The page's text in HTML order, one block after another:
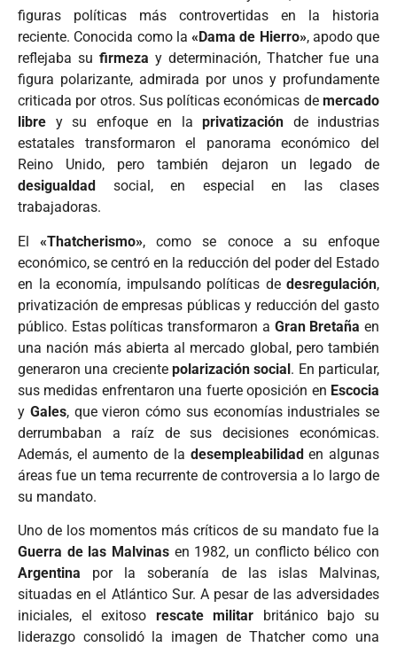
figuras políticas más controvertidas en la historia
reciente. Conocida como la «Dama de Hierro», apodo que
reflejaba su firmeza y determinación, Thatcher fue una
figura polarizante, admirada por unos y profundamente
criticada por otros. Sus políticas económicas de mercado
libre y su enfoque en la privatización de industrias
estatales transformaron el panorama económico del
Reino Unido, pero también dejaron un legado de
desigualdad
social, en especial en las clases
trabajadoras.
El«Thatcherismo», como se conoce a su enfoque
económico, se centró en la reducción del poder del Estado
en la economía, impulsando políticas de desregulación,
privatización de empresas públicas y reducción del gasto
público. Estas políticas transformaron a Gran Bretaña en
una nación más abierta al mercado global, pero también
generaron una creciente polarización social. En particular,
sus medidas enfrentaron una fuerte oposición en Escocia
y Gales, que vieron cómo sus economías industriales se
derrumbaban a raíz de sus decisiones económicas.
Además, el aumento de la desempleabilidaden algunas
áreas fue un tema recurrente de controversia a lo largo de
su mandato.
Uno de los momentos más críticos de su mandato fue la
Guerra de las Malvinas en 1982, un conflicto bélico con
Argentina por la soberanía de las islas Malvinas,
situadas en el Atlántico Sur. A pesar de las adversidades
iniciales, el exitoso rescate militar británico bajo su
liderazgo consolidó la imagen de Thatcher como una